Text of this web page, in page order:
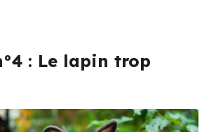
: Le lapin trop